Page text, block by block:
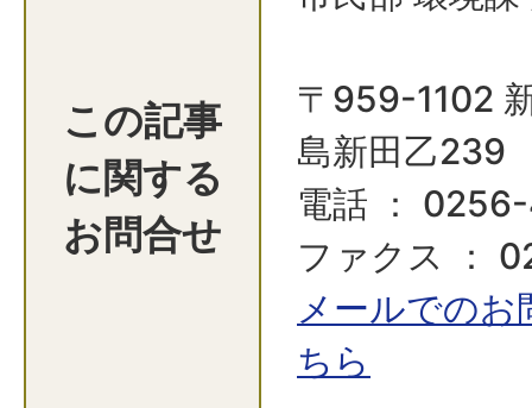
この記事
に関する
お問合せ
〒959-1102
島新田乙239
電話 ：
ファクス ：
メールでの
ちら